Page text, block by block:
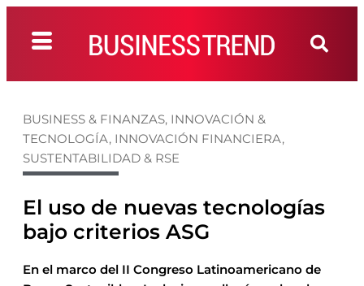
BUSINESS & FINANZAS, INNOVACIÓN &
TECNOLOGÍA, INNOVACIÓN FINANCIERA,
SUSTENTABILIDAD & RSE
El uso de nuevas tecnologías
bajo criterios ASG
En el marco del II Congreso Latinoamericano de